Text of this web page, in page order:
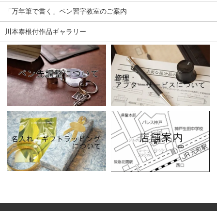
「万年筆で書く」ペン習字教室のご案内
川本泰根付作品ギャラリー